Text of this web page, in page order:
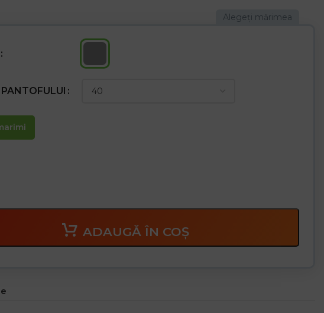
pentru lucrători pe acoperiș
ADAUGĂ ÎN COȘ